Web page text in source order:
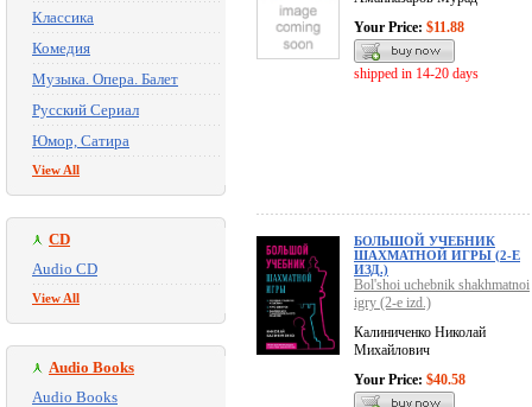
Классика
Комедия
Музыка. Опера. Балет
Русский Сериал
Юмор, Сатира
View All
CD
Audio CD
View All
Audio Books
Audio Books
Your Price: $11.88
shipped in 14-20 days
БОЛЬШОЙ УЧЕБНИК
ШАХМАТНОЙ ИГРЫ (2-Е
ИЗД.)
Bol'shoi uchebnik shakhmatnoi
igry (2-e izd.)
Калиниченко Николай
Михайлович
Your Price: $40.58